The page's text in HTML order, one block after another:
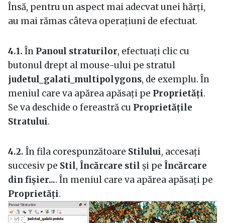
Însă, pentru un aspect mai adecvat unei hărți,
au mai rămas câteva operațiuni de efectuat.
4.1. În Panoul straturilor, efectuați clic cu
butonul drept al mouse-ului pe stratul
judetul_galati_multipolygons, de exemplu. În
meniul care va apărea apăsați pe Proprietăți.
Se va deschide o fereastră cu Proprietățile
Stratului.
4.2. În fila corespunzătoare Stilului, accesați
succesiv pe Stil, Încărcare stil și pe Încărcare
din fișier.... În meniul care va apărea apăsați pe
Proprietăți.